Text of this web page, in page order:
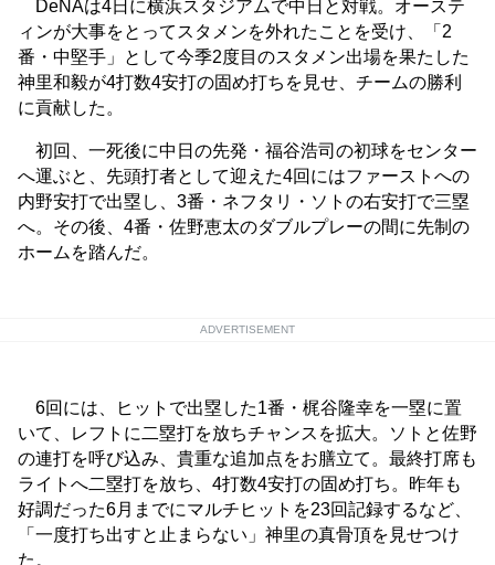
DeNAは4日に横浜スタジアムで中日と対戦。オーステ
ィンが大事をとってスタメンを外れたことを受け、「2
番・中堅手」として今季2度目のスタメン出場を果たした
神里和毅が4打数4安打の固め打ちを見せ、チームの勝利
に貢献した。
初回、一死後に中日の先発・福谷浩司の初球をセンター
へ運ぶと、先頭打者として迎えた4回にはファーストへの
内野安打で出塁し、3番・ネフタリ・ソトの右安打で三塁
へ。その後、4番・佐野恵太のダブルプレーの間に先制の
ホームを踏んだ。
ADVERTISEMENT
6回には、ヒットで出塁した1番・梶谷隆幸を一塁に置
いて、レフトに二塁打を放ちチャンスを拡大。ソトと佐野
の連打を呼び込み、貴重な追加点をお膳立て。最終打席も
ライトへ二塁打を放ち、4打数4安打の固め打ち。昨年も
好調だった6月までにマルチヒットを23回記録するなど、
「一度打ち出すと止まらない」神里の真骨頂を見せつけ
た。